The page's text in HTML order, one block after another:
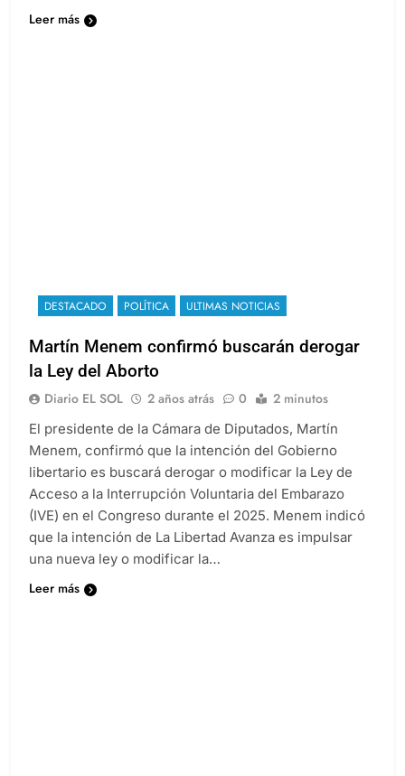
Leer más
DESTACADO POLÍTICA ULTIMAS NOTICIAS
Martín Menem confirmó buscarán derogar
la Ley del Aborto
Diario EL SOL 2 años atrás 0 2 minutos
El presidente de la Cámara de Diputados, Martín
Menem, confirmó que la intención del Gobierno
libertario es buscará derogar o modificar la Ley de
Acceso a la Interrupción Voluntaria del Embarazo
(IVE) en el Congreso durante el 2025. Menem indicó
que la intención de La Libertad Avanza es impulsar
una nueva ley o modificar la…
Leer más